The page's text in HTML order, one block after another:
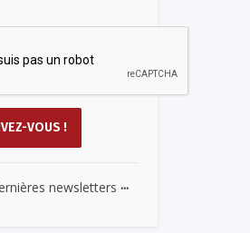
newsletters ...